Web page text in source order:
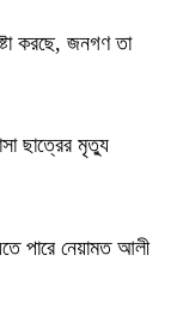
করছে, জনগণ তা
ছাত্রের মৃত্যু
পারে নেয়ামত আলী